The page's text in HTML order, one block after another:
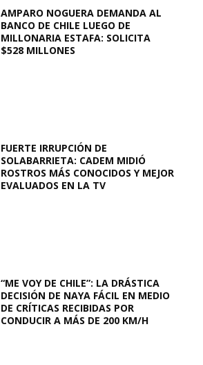
AMPARO NOGUERA DEMANDA AL
BANCO DE CHILE LUEGO DE
MILLONARIA ESTAFA: SOLICITA
$528 MILLONES
FUERTE IRRUPCIÓN DE
SOLABARRIETA: CADEM MIDIÓ
ROSTROS MÁS CONOCIDOS Y MEJOR
EVALUADOS EN LA TV
“ME VOY DE CHILE”: LA DRÁSTICA
DECISIÓN DE NAYA FÁCIL EN MEDIO
DE CRÍTICAS RECIBIDAS POR
CONDUCIR A MÁS DE 200 KM/H